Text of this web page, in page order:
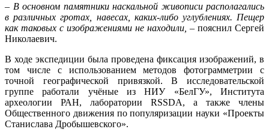
– В основном памятники наскальной живописи располагались
в различных гротах, навесах, каких-либо углублениях. Пещер
как таковых с изображениями не находили, – пояснил Сергей
Николаевич.
В ходе экспедиции была проведена фиксация изображений, в
том числе с использованием методов фотограмметрии с
точной географической привязкой. В исследовательской
группе работали учёные из НИУ «БелГУ», Института
археологии РАН, лаборатории RSSDA, а также члены
Общественного движения по популяризации науки «Проекты
Станислава Дробышевского».